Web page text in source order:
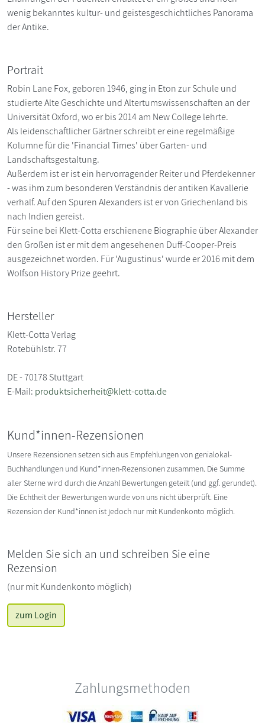
wenig bekanntes kultur- und geistesgeschichtliches Panorama
der Antike.
Portrait
Robin Lane Fox, geboren 1946, ging in Eton zur Schule und
studierte Alte Geschichte und Altertumswissenschaften an der
Universität Oxford, wo er bis 2014 am New College lehrte.
Als leidenschaftlicher Gärtner schreibt er eine regelmäßige
Kolumne für die 'Financial Times' über Garten- und
Landschaftsgestaltung.
Außerdem ist er ist ein hervorragender Reiter und Pferdekenner
- was ihm zum besonderen Verständnis der antiken Kavallerie
verhalf. Auf den Spuren Alexanders ist er von Griechenland bis
nach Indien gereist.
Für seine bei Klett-Cotta erschienene Biographie über Alexander
den Großen ist er mit dem angesehenen Duff-Cooper-Preis
ausgezeichnet worden. Für 'Augustinus' wurde er 2016 mit dem
Wolfson History Prize geehrt.
Hersteller
Klett-Cotta Verlag
Rotebühlstr. 77
DE - 70178 Stuttgart
E-Mail: produktsicherheit@klett-cotta.de
Kund*innen-Rezensionen
Unsere Rezensionen setzen sich aus Empfehlungen von genialokal-
Buchhandlungen und Kund*innen-Rezensionen zusammen. Die Summe
aller Sterne wird durch die Anzahl Bewertungen geteilt (und ggf. gerundet).
Die Echtheit der Bewertungen wurde von uns nicht überprüft. Eine
Rezension der Kund*innen ist jedoch nur mit Kundenkonto möglich.
Melden Sie sich an und schreiben Sie eine
Rezension
(nur mit Kundenkonto möglich)
zum Login
Zahlungsmethoden